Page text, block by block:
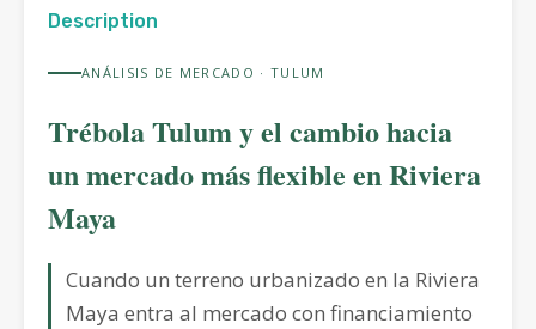
Description
ANÁLISIS DE MERCADO · TULUM
Trébola Tulum y el cambio hacia
un mercado más flexible en Riviera
Maya
Cuando un terreno urbanizado en la Riviera
Maya entra al mercado con financiamiento